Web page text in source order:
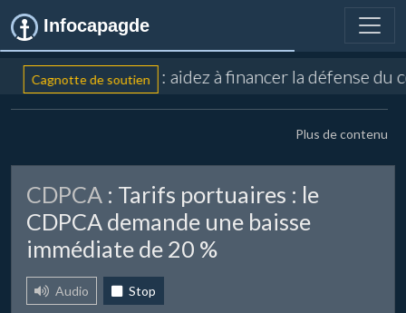
Infocapagde
Cagnotte de soutien : aidez à financer la défense
Plus de contenu
CDPCA : Tarifs portuaires : le
CDPCA demande une baisse
immédiate de 20 %
Audio Stop